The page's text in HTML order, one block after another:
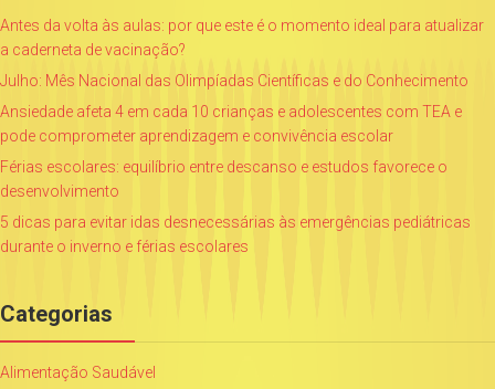
Antes da volta às aulas: por que este é o momento ideal para atualizar
a caderneta de vacinação?
Julho: Mês Nacional das Olimpíadas Científicas e do Conhecimento
Ansiedade afeta 4 em cada 10 crianças e adolescentes com TEA e
pode comprometer aprendizagem e convivência escolar
Férias escolares: equilíbrio entre descanso e estudos favorece o
desenvolvimento
5 dicas para evitar idas desnecessárias às emergências pediátricas
durante o inverno e férias escolares
Categorias
Alimentação Saudável